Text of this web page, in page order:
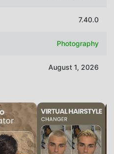
7.40.0
Photography
August 1, 2026